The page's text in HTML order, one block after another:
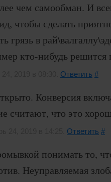
чем самообман. И
чтобы сделать
грязь в
кто-нибудь решится
Ответить #
Конверсия
считают, что это
Ответить #
понимать то,
Неуправляемая